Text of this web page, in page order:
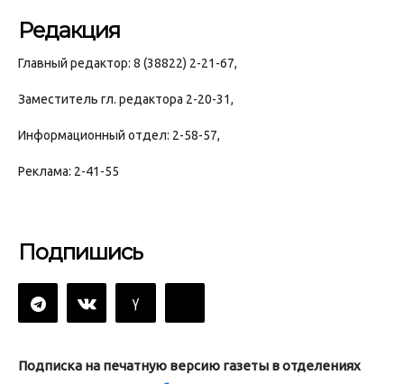
Редакция
Главный редактор: 8 (38822) 2-21-67,
Заместитель гл. редактора 2-20-31,
Информационный отдел: 2-58-57,
Реклама: 2-41-55
Подпишись
Подписка на печатную версию газеты в отделениях